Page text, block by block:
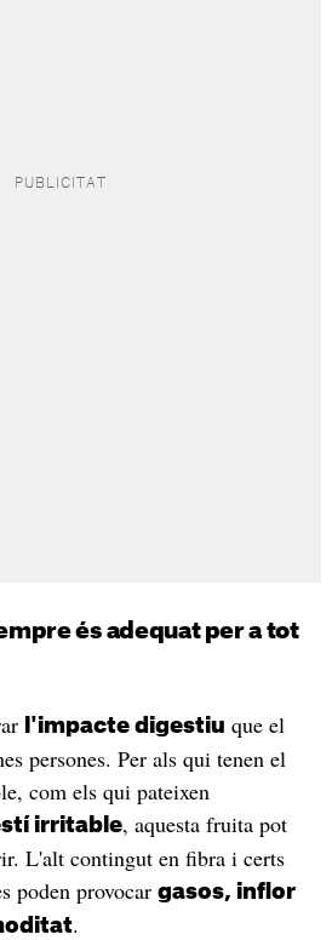
és adequat per a tot
l'impacte digestiu que el
persones. Per als qui tenen el
com els qui pateixen
irritable, aquesta fruita pot
L'alt contingut en fibra i certs
poden provocar gasos, inflor
.